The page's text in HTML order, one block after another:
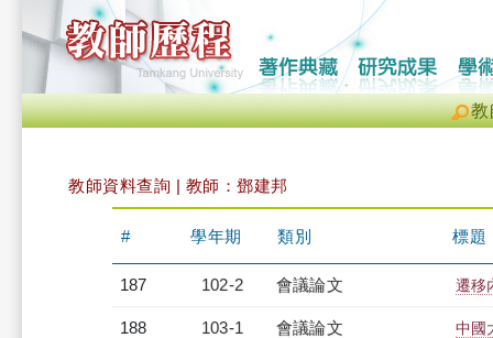
教
教師資料查詢 | 教師：鄧建邦
# 學年期 類別 標題
187 102-2 會議論文 遷移
188 103-1 會議論文 中國